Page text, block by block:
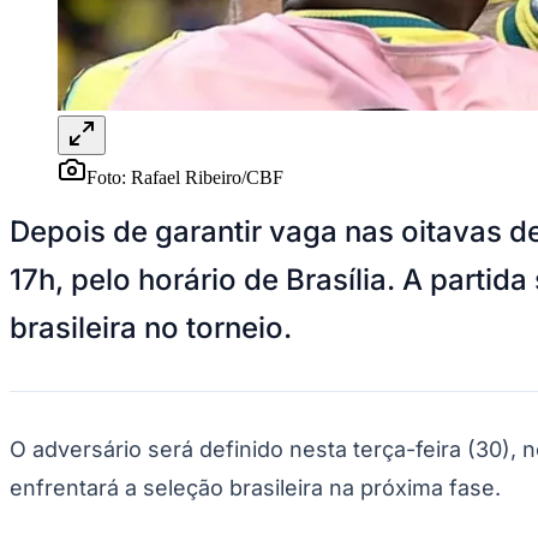
Para Sua Empresa
Anuncie no Portal
Verificar Empresa
Anunciar VagasNovo
Publicidade Legal
NBA
Fórmula 1
UFC
Tênis (ATP)
MLB
Atletismo
Brasileirão Série A
Brasileirão Série B
Paulistão
Foto: Rafael Ribeiro/CBF
Depois de garantir vaga nas oitavas
17h, pelo horário de Brasília. A
brasileira no torneio.
O adversário será definido nesta terça-feira (30),
enfrentará a seleção brasileira na próxima fase.